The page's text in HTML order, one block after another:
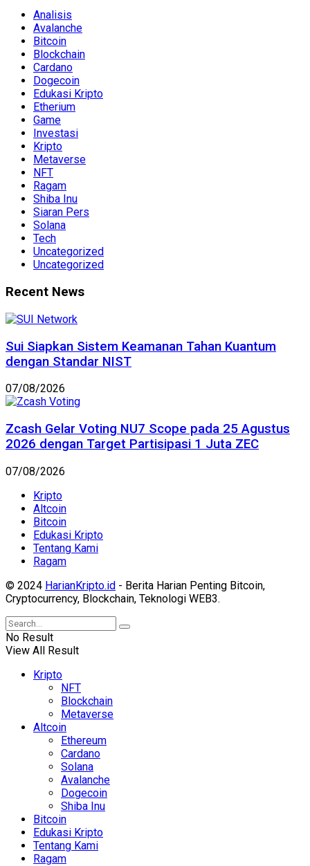
Analisis
Avalanche
Bitcoin
Blockchain
Cardano
Dogecoin
Edukasi Kripto
Etherium
Game
Investasi
Kripto
Metaverse
NFT
Ragam
Shiba Inu
Siaran Pers
Solana
Tech
Uncategorized
Uncategorized
Recent News
Sui Siapkan Sistem Keamanan Tahan Kuantum
dengan Standar NIST
07/08/2026
Zcash Gelar Voting NU7 Scope pada 25 Agustus
2026 dengan Target Partisipasi 1 Juta ZEC
07/08/2026
Kripto
Altcoin
Bitcoin
Edukasi Kripto
Tentang Kami
Ragam
© 2024 HarianKripto.id - Berita Harian Penting Bitcoin,
Cryptocurrency, Blockchain, Teknologi WEB3.
No Result
View All Result
Kripto
NFT
Blockchain
Metaverse
Altcoin
Ethereum
Cardano
Solana
Avalanche
Dogecoin
Shiba Inu
Bitcoin
Edukasi Kripto
Tentang Kami
Ragam